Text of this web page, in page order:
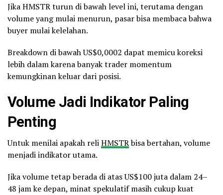
Jika HMSTR turun di bawah level ini, terutama dengan
volume yang mulai menurun, pasar bisa membaca bahwa
buyer mulai kelelahan.
Breakdown di bawah US$0,0002 dapat memicu koreksi
lebih dalam karena banyak trader momentum
kemungkinan keluar dari posisi.
Volume Jadi Indikator Paling
Penting
Untuk menilai apakah reliHMSTRbisa bertahan, volume
menjadi indikator utama.
Jika volume tetap berada di atas US$100 juta dalam 24–
48 jam ke depan, minat spekulatif masih cukup kuat